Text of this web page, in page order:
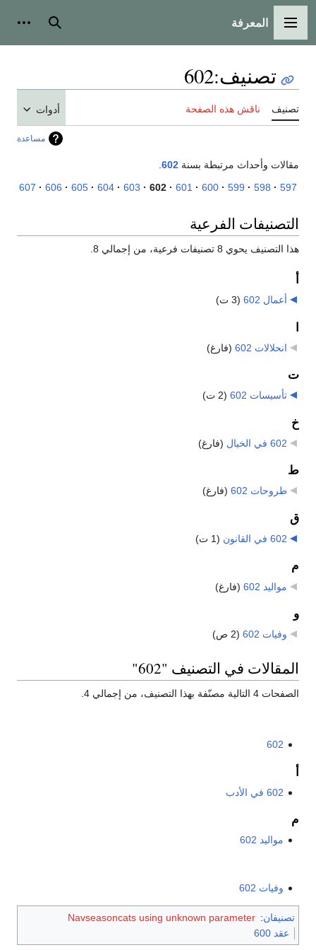
القائمة الرئيسية
المعرفة بحث
تصنيف:
602
تصنيف ناقش هذه الصفحة أدوات
مساعدة
مقالات وأحداث مرتبطة بسنة 602
597
598
599
600
601
602
603
604
605
606
607
التصنيفات الفرعية
هذا التصنيف يحوي 8 تصنيفات فرعية، من إجمالي 8.
أعمال 602 (3 ت)
انحلالات 602 (فارغ)
ت
تأسيسات 602 (2 ت)
خ
602 في الخيال (فارغ)
ط
طروحات 602 (فارغ)
ق
602 في القانون (1 ت)
م
مواليد 602 (فارغ)
و
وفيات 602 (2 ص)
المقالات في التصنيف "602"
الصفحات 4 التالية مصنّفة بهذا التصنيف، من إجمالي 4.
602
602 في الأدب
م
مواليد 602
وفيات 602
تصنيفان:
Navseasoncats using unknown parameter
عقد 600